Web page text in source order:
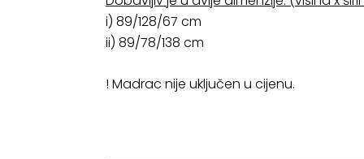
i) 89/128/67 cm
ii) 89/78/138 cm
! Madrac nije uključen u cijenu.